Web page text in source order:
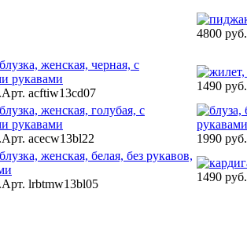
4800 руб.
Арт. acftiw13cd07
1490 руб.
Арт. acecw13bl22 1990 руб.
Арт. lrbtmw13bl05
1490 руб.